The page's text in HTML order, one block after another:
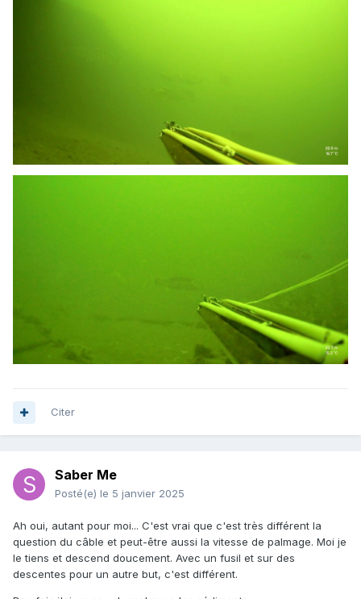
Citer
Saber Me
Posté(e) le 5 janvier 2025
Ah oui, autant pour moi... C'est vrai que c'est très différent la
question du câble et peut-être aussi la vitesse de palmage. Moi je
le tiens et descend doucement. Avec un fusil et sur des
descentes pour un autre but, c'est différent.